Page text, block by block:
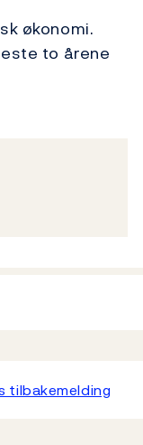
økonomi.
to årene
tilbakemelding